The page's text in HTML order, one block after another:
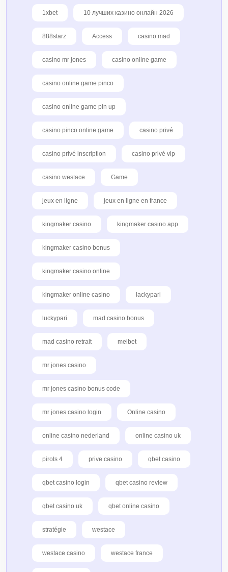
1xbet 10 лучших казино онлайн 2026
888starz Access casino mad
casino mr jones casino online game
casino online game pinco
casino online game pin up
casino pinco online game casino privé
casino privé inscription casino privé vip
casino westace Game
jeux en ligne jeux en ligne en france
kingmaker casino kingmaker casino app
kingmaker casino bonus
kingmaker casino online
kingmaker online casino lackypari
luckypari mad casino bonus
mad casino retrait melbet
mr jones casino
mr jones casino bonus code
mr jones casino login Online casino
online casino nederland online casino uk
pirots 4 prive casino qbet casino
qbet casino login qbet casino review
qbet casino uk qbet online casino
stratégie westace
westace casino westace france